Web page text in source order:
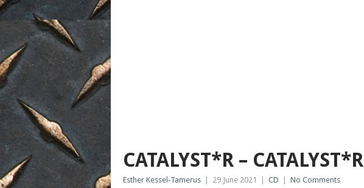
CATALYST*R – CATALYST*R
Esther Kessel-Tamerus 29 June 2021 CD No Comments